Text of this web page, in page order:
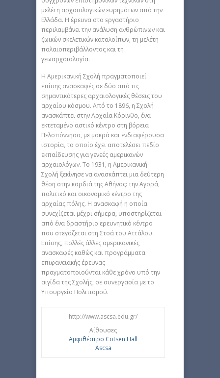
μελέτη αρχαιολογικών ευρημάτων από την
Ελλάδα. Η έρευνα στο εργαστήριο
περιλαμβάνει την ανάλυση ανθρώπινων και
ζωικών σκελετικών καταλοίπων, τη μελέτη
παλαιοπεριβάλλοντος και τη
γεωαρχαιολογία.
H Αμερικανική Σχολή πραγματοποιεί
επίσης ανασκαφές σε δύο από τις
σημαντικότερες αρχαιολογικές θέσεις του
αρχαίου κόσμου. Από το 1896, η Σχολή
ανασκάπτει στην Αρχαία Κόρινθο, ένα
εκτεταμένο αστικό κέντρο στη βόρεια
Πελοπόννησο, με μακρά και ενδιαφέρουσα
ιστορία, το οποίο έχει αποτελέσει πεδίο
εκπαίδευσης για γενεές αμερικανών
αρχαιολόγων. Το 1931, η Αμερικανική
Σχολή ξεκίνησε να ανασκάπτει μια δεύτερη
θέση στην καρδιά της Αθήνας: την Αγορά,
πολιτικό και οικονομικό κέντρο της
αρχαίας πόλης. Η ανασκαφή η οποία
συνεχίζεται μέχρι σήμερα, υποστηρίζεται
από ένα δραστήριο ερευνητικό κέντρο
που στεγάζεται στη Στοά του Αττάλου.
Επίσης, πολλές άλλες αμερικανικές
ανασκαφές καθώς και προγράμματα
επιφανειακής έρευνας
πραγματοποιούνται κάθε χρόνο υπό την
αιγίδα της Σχολής, σε συνεργασία με το
Υπουργείο Πολιτισμού.
http://www.ascsa.edu.gr/
Αίθουσες
Αμφιθέατρο Cotsen Hall
Ascsa